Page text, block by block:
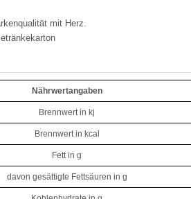
mit Herz.
Nährwertangaben
Brennwert in kj
Brennwert in kcal
Fett in g
davon gesättigte Fettsäuren in g